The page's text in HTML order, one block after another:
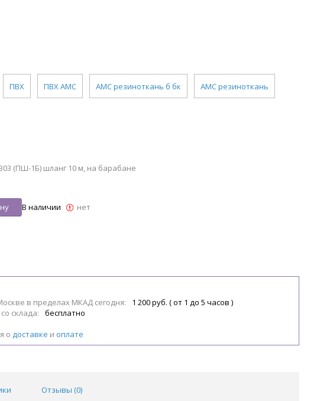
ПВХ ПВХ АМС АМС резиноткань б бк АМС резиноткань
(ПШ-1Б) шланг 10 м, на барабане
В наличии нет
в пределах МКАД сегодня:
1 200 руб. ( от 1 до 5 часов )
склада:
бесплатно
о доставке и оплате
Отзывы (0)